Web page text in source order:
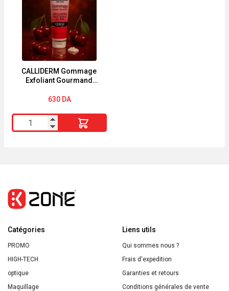
Imperfections
Correcteur
Intensif
CALLIDERM Gommage
Exfoliant Gourmand
630 DA
quantité
de
Gourmand
Cerise
SKIN
Catégories
PROMO
HIGH-TECH
optique
Maquillage
Liens utils
Qui sommes nous ?
Frais d'expedition
Garanties et retours
Conditions générales de vente